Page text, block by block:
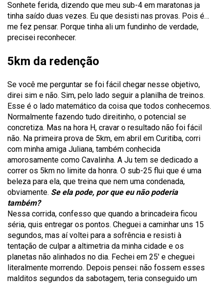
Sonhete ferida, dizendo que meu sub-4 em maratonas ja
tinha saído duas vezes. Eu que desisti nas provas. Pois é…
me fez pensar. Porque tinha ali um fundinho de verdade,
precisei reconhecer.
5km da redenção
Se você me perguntar se foi fácil chegar nesse objetivo,
direi sim e não. Sim, pelo lado seguir a planilha de treinos.
Esse é o lado matemático da coisa que todos conhecemos.
Normalmente fazendo tudo direitinho, o potencial se
concretiza. Mas na hora H, cravar o resultado não foi fácil
não. Na primeira prova de 5km, em abril em Curitiba, corri
com minha amiga Juliana, também conhecida
amorosamente como Cavalinha. A Ju tem se dedicado a
correr os 5km no limite da honra. O sub-25 flui que é uma
beleza para ela, que treina que nem uma condenada,
obviamente. Se ela pode, por que eu não poderia
também?
Nessa corrida, confesso que quando a brincadeira ficou
séria, quis entregar os pontos. Cheguei a caminhar uns 15
segundos, mas aí voltei para a sofrência e resisti à
tentação de culpar a altimetria da minha cidade e os
planetas não alinhados no dia. Fechei em 25′ e cheguei
literalmente morrendo. Depois pensei: não fossem esses
malditos segundos da sabotagem, teria conseguido um